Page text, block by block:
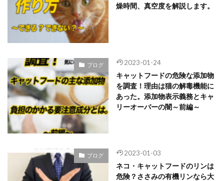
燥時間、真空度を解説します。
ブログ 2023-01-24
キャットフードの危険な添加物
を調査！理由は猫の解毒機能に
あった。添加物表示義務とキャ
リーオーバーの闇～前編～
ブログ 2023-01-03
ネコ・キャットフードのリンは
危険？ささみの有機リンなら大